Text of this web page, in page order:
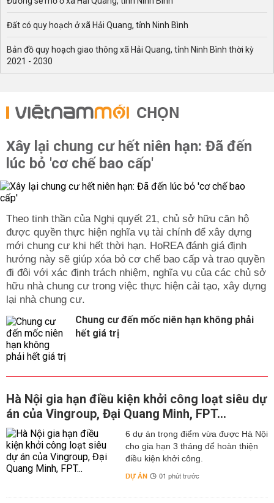
Đất có quy hoạch ở xã Hải Quang, tỉnh Ninh Bình
Bản đồ quy hoạch giao thông xã Hải Quang, tỉnh Ninh Bình thời kỳ
2021 - 2030
CHỌN
Xây lại chung cư hết niên hạn: Đã đến
lúc bỏ 'cơ chế bao cấp'
Theo tinh thần của Nghị quyết 21, chủ sở hữu căn hộ
được quyền thực hiện nghĩa vụ tài chính để xây dựng
mới chung cư khi hết thời hạn. HoREA đánh giá định
hướng này sẽ giúp xóa bỏ cơ chế bao cấp và trao quyền
đi đôi với xác định trách nhiệm, nghĩa vụ của các chủ sở
hữu nhà chung cư trong việc thực hiện cải tạo, xây dựng
lại nhà chung cư.
Chung cư đến mốc niên hạn không phải
hết giá trị
Hà Nội gia hạn điều kiện khởi công loạt siêu dự
án của Vingroup, Đại Quang Minh, FPT...
6 dự án trọng điểm vừa được Hà Nội
cho gia hạn 3 tháng để hoàn thiện
điều kiện khởi công.
DỰ ÁN 01 phút trước